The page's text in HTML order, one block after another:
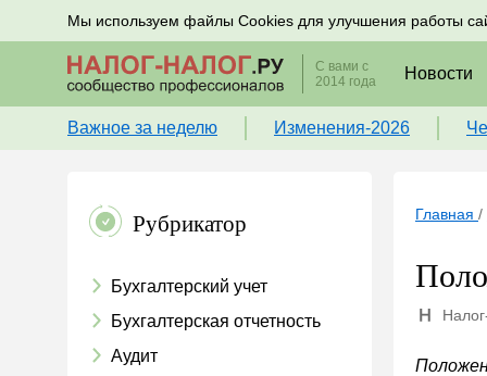
Мы используем файлы Cookies для улучшения работы
Подписывайтесь на новости по налогам, учету и
С вами с
2014 года
Новости
Важное за неделю Изменения-2026
Рубрикатор
Бухгалтерский учет
Бухгалтерская отчетность
Аудит
Главная /